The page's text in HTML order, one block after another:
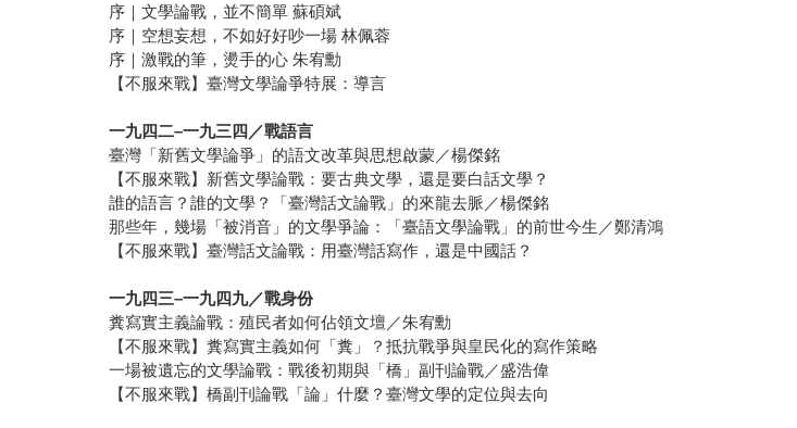
序｜文學論戰，並不簡單 蘇碩斌
序｜空想妄想，不如好好吵一場 林佩蓉
序｜激戰的筆，燙手的心 朱宥勳
【不服來戰】臺灣文學論爭特展：導言
一九四二–一九三四／戰語言
臺灣「新舊文學論爭」的語文改革與思想啟蒙／楊傑銘
【不服來戰】新舊文學論戰：要古典文學，還是要白話文學？
誰的語言？誰的文學？「臺灣話文論戰」的來龍去脈／楊傑銘
那些年，幾場「被消音」的文學爭論：「臺語文學論戰」的前世今生／鄭清鴻
【不服來戰】臺灣話文論戰：用臺灣話寫作，還是中國話？
一九四三–一九四九／戰身份
糞寫實主義論戰：殖民者如何佔領文壇／朱宥勳
【不服來戰】糞寫實主義如何「糞」？抵抗戰爭與皇民化的寫作策略
一場被遺忘的文學論戰：戰後初期與「橋」副刊論戰／盛浩偉
【不服來戰】橋副刊論戰「論」什麼？臺灣文學的定位與去向